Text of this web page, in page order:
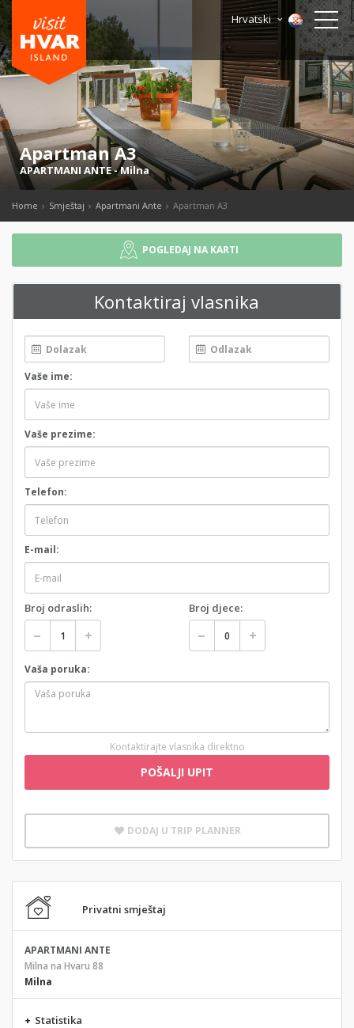
Hrvatski
Apartman A3
APARTMANI ANTE-Milna
Home Smještaj Apartmani Ante Apartman A3
POGLEDAJ NA KARTI
Kontaktiraj vlasnika
Vaše ime:
Vaše prezime:
Telefon:
E-mail:
Broj odraslih: Broj djece:
Vaša poruka:
Kontaktirajte vlasnika direktno
POŠALJI UPIT
DODAJ U TRIP PLANNER
Privatni smještaj
APARTMANI ANTE
Milna na Hvaru 88
Milna
+ Statistika